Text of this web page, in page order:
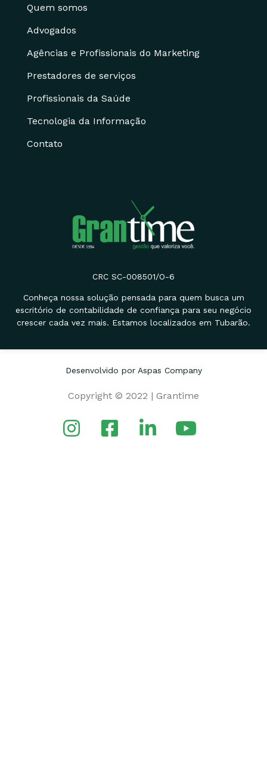
CRC SC-008501/O-6
Conheça nossa solução pensada para quem busca um
escritório de contabilidade de confiança para seu negócio
crescer cada vez mais. Estamos localizados em Tubarão.
Quem somos
Advogados
Agências e Profissionais do Marketing
Prestadores de serviços
Profissionais da Saúde
Tecnologia da Informação
Contato
Desenvolvido por Aspas Company
Copyright © 2022 | Grantime